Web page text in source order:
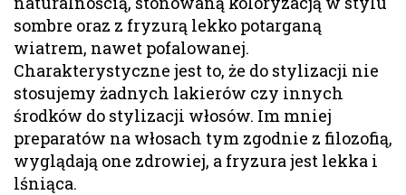
sombre oraz z fryzurą lekko potarganą
wiatrem, nawet pofalowanej.
Charakterystyczne jest to, że do stylizacji nie
stosujemy żadnych lakierów czy innych
środków do stylizacji włosów. Im mniej
preparatów na włosach tym zgodnie z filozofią,
wyglądają one zdrowiej, a fryzura jest lekka i
lśniąca.